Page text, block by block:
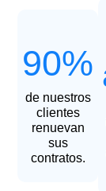
90%
de nuestros
clientes
renuevan
sus
contratos.